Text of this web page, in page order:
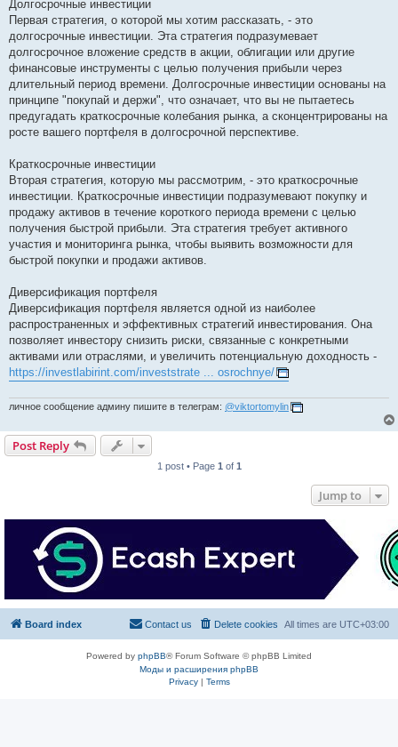
Долгосрочные инвестиции
Первая стратегия, о которой мы хотим рассказать, - это
долгосрочные инвестиции. Эта стратегия подразумевает
долгосрочное вложение средств в акции, облигации или другие
финансовые инструменты с целью получения прибыли через
длительный период времени. Долгосрочные инвестиции основаны на
принципе "покупай и держи", что означает, что вы не пытаетесь
предугадать краткосрочные колебания рынка, а сконцентрированы на
росте вашего портфеля в долгосрочной перспективе.
Краткосрочные инвестиции
Вторая стратегия, которую мы рассмотрим, - это краткосрочные
инвестиции. Краткосрочные инвестиции подразумевают покупку и
продажу активов в течение короткого периода времени с целью
получения быстрой прибыли. Эта стратегия требует активного
участия и мониторинга рынка, чтобы выявить возможности для
быстрой покупки и продажи активов.
Диверсификация портфеля
Диверсификация портфеля является одной из наиболее
распространенных и эффективных стратегий инвестирования. Она
позволяет инвестору снизить риски, связанные с конкретными
активами или отраслями, и увеличить потенциальную доходность -
https://investlabirint.com/investstrate ... osrochnye/
личное сообщение админу пишите в телеграм: @viktortomylin
Post Reply
1 post • Page 1 of 1
Jump to
Board index All times are UTC+03:00
Delete cookies
Contact us
Powered by phpBB® Forum Software © phpBB Limited
Моды и расширения phpBB
Privacy| Terms